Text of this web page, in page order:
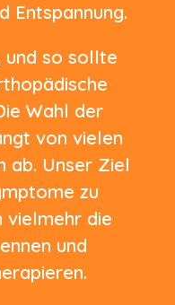
Entspannung.
und so sollte
Wahl der
von vielen
ab. Unser Ziel
zu
vielmehr die
und